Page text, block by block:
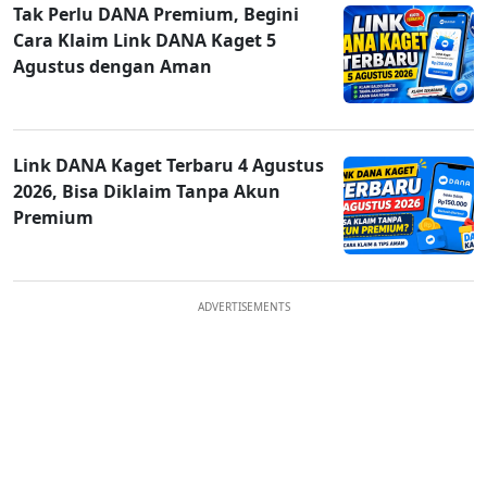
Tak Perlu DANA Premium, Begini
Cara Klaim Link DANA Kaget 5
Agustus dengan Aman
Link DANA Kaget Terbaru 4 Agustus
2026, Bisa Diklaim Tanpa Akun
Premium
ADVERTISEMENTS